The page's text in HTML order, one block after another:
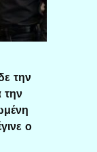
την
την
ο